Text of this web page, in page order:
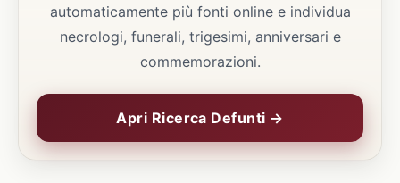
automaticamente più fonti online e individua
necrologi, funerali, trigesimi, anniversari e
commemorazioni.
Apri Ricerca Defunti →